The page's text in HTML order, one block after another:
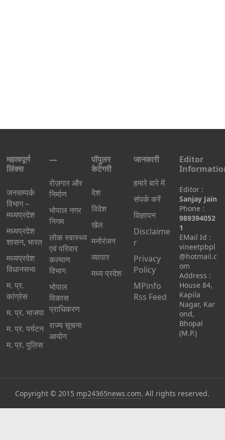
महत्वपूर्ण
लिंक्स
जनसम्पर्क
विभाग –
मध्यप्रदेश
मध्यप्रदेश
शासन, भारत
मध्‍यप्रदेश
विधानसभा
म. प्र.
कांग्रेस
म. प्र. भाजपा
म. प्र. पर्यटन
म. प्र. पुलिस
—
रोज़गार और
निर्माण
भोपाल नगर
निगम
लोक स्वास्थ्य
एवं परिवार
कल्याण
विभाग
भोपाल
विकास
प्राधिकरण
राज्य सूचना
आयोग
पॉपुलर
केटेगरी
देश
विदेश
खेल
मनोरंजन
व्यापार
मध्य प्रदेश
जानकारी
हमारे बारे में
संपर्क करें
विज्ञापन
Disclaime
r
Privacy
Policy
MPinfo
Rss Feed
Editor
Editor :
Sanjay Jain
Phone :
989394052
1
EMail Id :
vineetpbpl
@hotmail.c
om
Address :
House 84,
Kapila
Nagar, Kar
ond,
Bhopal
(M.P.)
Copyright © 2015 mp24365news.com. All rights reserved.